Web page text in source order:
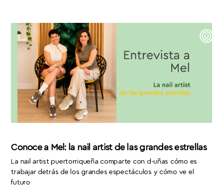
Conoce a Mel: la nail artist de las grandes estrellas
La nail artist puertorriqueña comparte con d-uñas cómo es
trabajar detrás de los grandes espectáculos y cómo ve el
futuro